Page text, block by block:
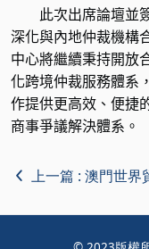
此次出席論壇並簽
深化與內地仲裁機構
中心將繼續秉持開放
化跨境仲裁服務體系
作提供更高效、便捷
商事爭議解決體系。
上一篇 :澳門世界貿易中心仲裁中心